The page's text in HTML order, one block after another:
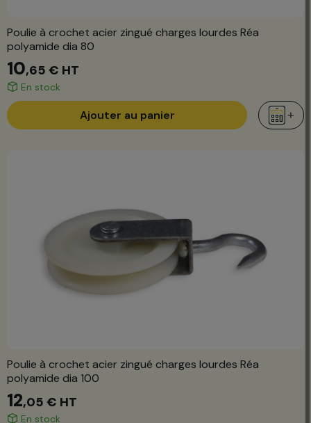
Poulie à crochet acier zingué charges lourdes Réa
polyamide dia 80
10,65 € HT
En stock
Ajouter au panier
Poulie à crochet acier zingué charges lourdes Réa
polyamide dia 100
12,05 € HT
En stock